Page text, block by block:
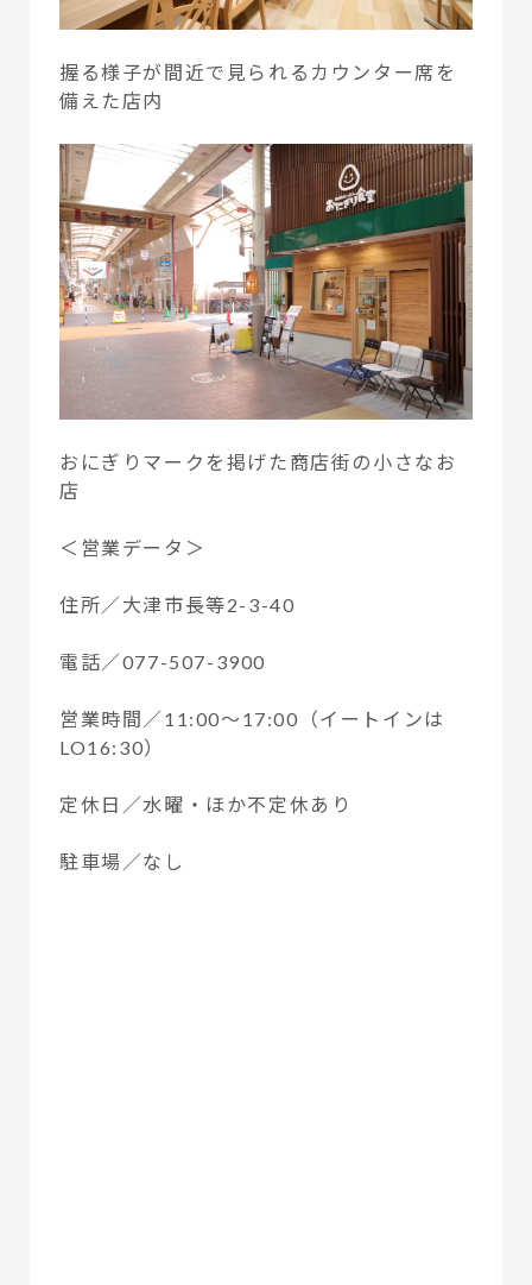
握る様子が間近で見られるカウンター席を
備えた店内
おにぎりマークを掲げた商店街の小さなお
店
＜営業データ＞
住所／大津市長等2-3-40
電話／077-507-3900
営業時間／11:00〜17:00（イートインは
LO16:30）
定休日／水曜・ほか不定休あり
駐車場／なし